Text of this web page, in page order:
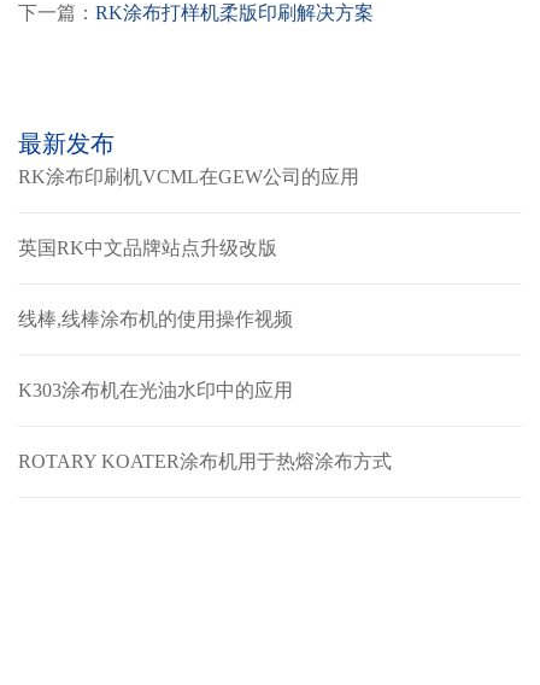
下一篇： RK涂布打样机柔版印刷解决方案
最新发布
RK涂布印刷机VCML在GEW公司的应用
英国RK中文品牌站点升级改版
线棒,线棒涂布机的使用操作视频
K303涂布机在光油水印中的应用
ROTARY KOATER涂布机用于热熔涂布方式